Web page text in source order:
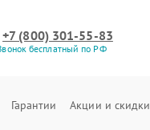
+7 (800) 301-55-83
бесплатный по РФ
Гарантии Акции и скидки